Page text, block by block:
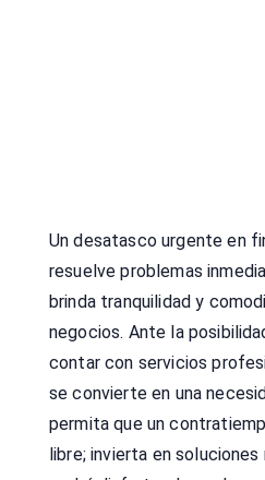
Un desatasco urgente en
resuelve problemas
brinda tranquilidad y
negocios. Ante la
contar con servicios
se convierte en una
permita que un
libre; invierta en